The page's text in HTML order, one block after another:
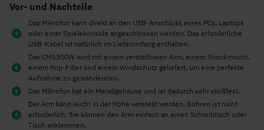
Vor- und Nachteile
Das Mikrofon kann direkt an den USB-Anschluss eines PCs, Laptops
oder einer Spielekonsole angeschlossen werden. Das erforderliche
USB-Kabel ist natürlich im Lieferumfang enthalten.
Das CMS300W wird mit einem verstellbaren Arm, einem Shockmount,
einem Pop-Filter und einem Windschutz geliefert, um eine perfekte
Aufnahme zu gewährleisten.
Das Mikrofon hat ein Metallgehäuse und ist dadurch sehr stoßfest.
Der Arm kann leicht in der Höhe verstellt werden. Bohren ist nicht
erforderlich, Sie können den Arm einfach an einen Schreibtisch oder
Tisch anklemmen.